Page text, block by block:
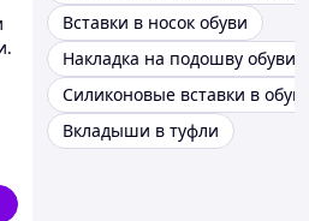
Вставки в носок обуви
Накладка на подошву обуви
Силиконовые вставки в
Вкладыши в туфли